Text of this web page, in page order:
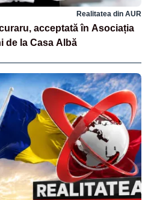
Realitatea din AUR
acceptată în Asociația
de la Casa Albă